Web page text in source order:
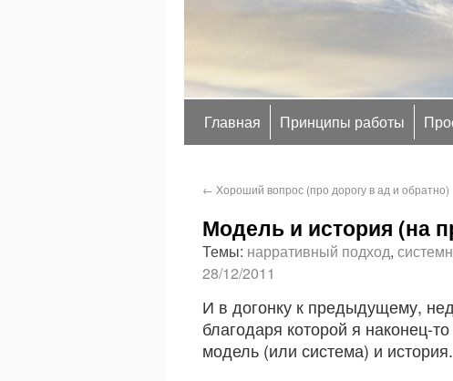
Главная Принципы работы
← Хороший вопрос (про дорогу в ад и обратно)
Модель и история (на
Темы: нарративный подход,
28/12/2011
И в догонку к предыдущему,
благодаря которой я наконец-
модель (или система) и история.